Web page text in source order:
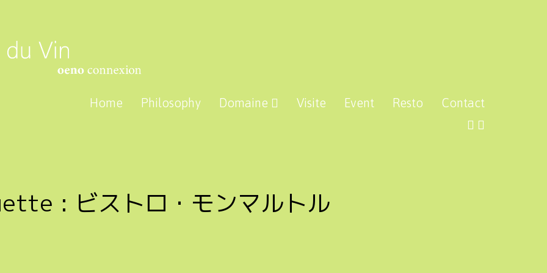
Home Philosophy Domaine Visite Event Resto Contact
: ビストロ・モンマルトル